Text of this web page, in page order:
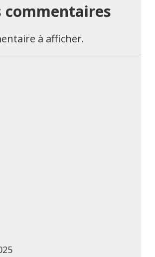
commentaires
à afficher.